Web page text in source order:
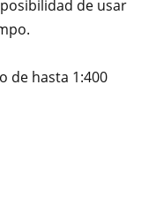
de usar
de hasta 1:400